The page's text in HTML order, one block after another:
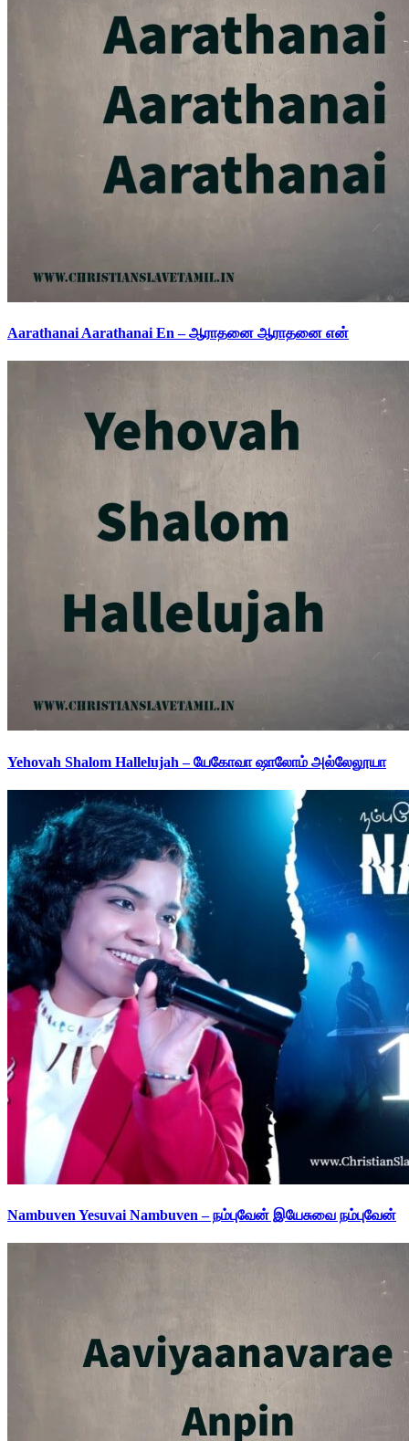
Aarathanai Aarathanai En – ஆராதனை ஆராதனை என்
Yehovah Shalom Hallelujah – யேகோவா ஷாலோம் அல்லேலூயா
Nambuven Yesuvai Nambuven – நம்புவேன் இயேசுவை நம்புவேன்